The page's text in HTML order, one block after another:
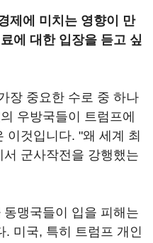
제에 미치는 영향이 만
에 대한 입장을 듣고 싶
장 중요한 수로 중 하나
우방국들이 트럼프에
이것입니다. "왜 세계 최
군사작전을 강행했는
맹국들이 입을 피해는
. 미국, 특히 트럼프 개인